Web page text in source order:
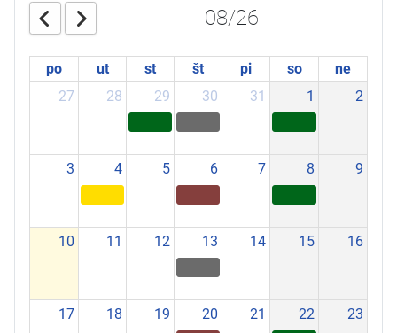
08/26
po ut st št pi so
ne
27
28 29 30 31 1 2
3 4 5 6 7 8 9
10 11 12 13 14 15 16
17 18 19 20 21 22 23